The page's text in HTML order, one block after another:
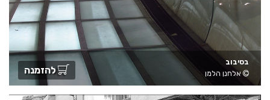
בסיבוב
אלחנן הלמן
להזמנה